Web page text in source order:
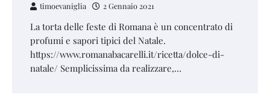
timoevaniglia 2 Gennaio 2021
La torta delle feste di Romana è un concentrato di
profumi e sapori tipici del Natale.
https://www.romanabacarelli.it/ricetta/dolce-di-
natale/ Semplicissima da realizzare,…